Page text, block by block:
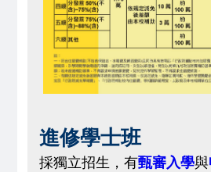
進修學士班
採獨立招生，有甄審入學與